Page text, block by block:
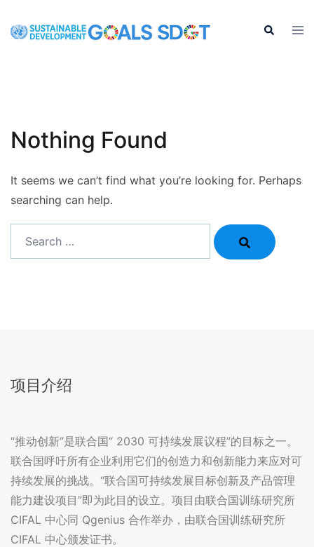
Search
Nothing Found
It seems we can’t find what you’re looking for. Perhaps
searching can help.
项目介绍
“推动创新”是联合国“ 2030 可持续发展议程”的目标之一。
联合国呼吁所有企业利用它们的创造力和创新能力来应对可
持续发展的挑战。“联合国可持续发展目标创新及产品管理
能力建设项目”即为此目的设立。项目由联合国训练研究所
CIFAL 中心同 Qgenius 合作举办，由联合国训练研究所
CIFAL 中心颁发证书。